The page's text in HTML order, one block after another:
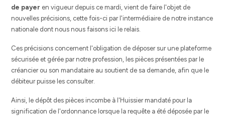
de payer en vigueur depuis ce mardi, vient de faire l'objet de
nouvelles précisions, cette fois-ci par l'intermédiaire de notre instance
nationale dont nous nous faisons ici le relais.
Ces précisions concernent l'obligation de déposer sur une plateforme
sécurisée et gérée par notre profession, les pièces présentées par le
créancier ou son mandataire au soutient de sa demande, afin que le
débiteur puisse les consulter.
Ainsi, le dépôt des pièces incombe à l'Huissier mandaté pour la
signification de l'ordonnance lorsque la requête a été déposée par le